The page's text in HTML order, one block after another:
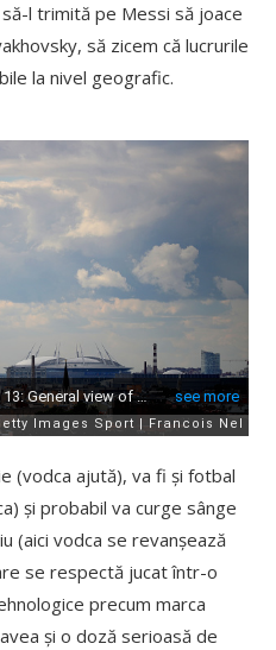
l trimită pe Messi să joace
să zicem că lucrurile
la nivel geografic.
(vodca ajută), va fi și fotbal
și probabil va curge sânge
(aici vodca se revanșează
se respectă jucat într-o
precum marca
și o doză serioasă de